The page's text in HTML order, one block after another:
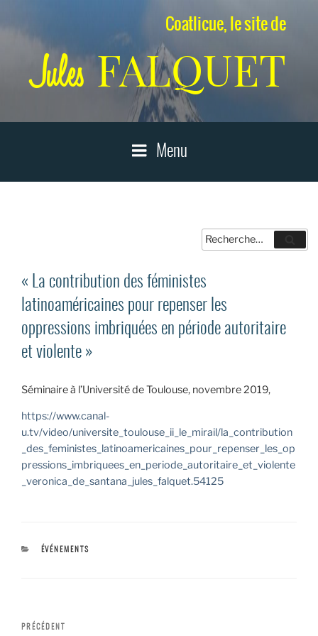
Coatlicue, le site de
Jules FALQUET
Menu
Recherche
pour
« La contribution des féministes
latinoaméricaines pour repenser les
oppressions imbriquées en période autoritaire
et violente »
Séminaire à l’Université de Toulouse, novembre 2019,
https://www.canal-
u.tv/video/universite_toulouse_ii_le_mirail/la_contribution
_des_feministes_latinoamericaines_pour_repenser_les_op
pressions_imbriquees_en_periode_autoritaire_et_violente
_veronica_de_santana_jules_falquet.54125
CATÉGORIES
ÉVÉNEMENTS
Navigation
Article
PRÉCÉDENT